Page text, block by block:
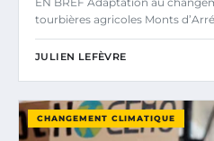
tourbières agricoles Monts
JULIEN LEFÈVRE
CHANGEMENT CLIMATIQUE